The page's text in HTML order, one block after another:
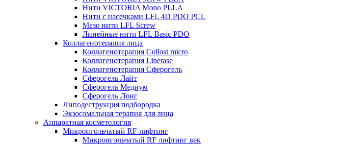
Нити VICTORIA Mono PLLA
Нити с насечками LFL 4D PDO PCL
Мезо нити LFL Screw
Линейные нити LFL Basic PDO
Коллагенотерапия лица
Коллагенотерапия Collost micro
Коллагенотерапия Linerase
Коллагенотерапия Сферогель
Сферогель Лайт
Сферогель Медиум
Сферогель Лонг
Липодеструкция подбородка
Экзосомальная терапия для лица
Аппаратная косметология
Микроигольчатый RF-лифтинг
Микроигольчатый RF лифтинг век